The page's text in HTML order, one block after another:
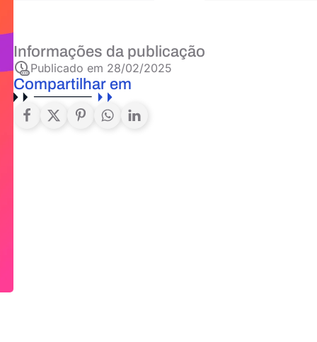
Informações da publicação
Publicado em 28/02/2025
Compartilhar em